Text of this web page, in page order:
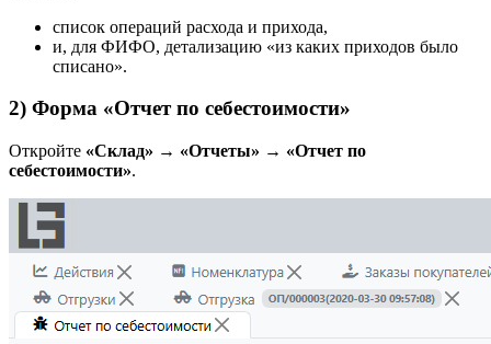
список операций расхода и прихода,
и, для ФИФО, детализацию «из каких приходов было
списано».
2) Форма «Отчет по себестоимости»
Откройте «Склад» → «Отчеты» → «Отчет по
себестоимости».